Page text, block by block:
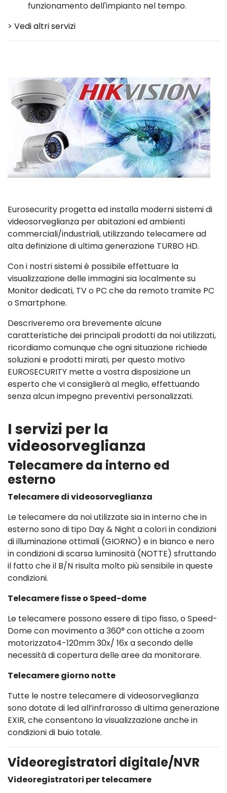
funzionamento dell'impianto nel tempo.
> Vedi altri servizi
Eurosecurity progetta ed installa moderni sistemi di
videosorveglianza per abitazioni ed ambienti
commerciali/industriali, utilizzando telecamere ad
alta definizione di ultima generazione TURBO HD.
Con i nostri sistemi è possibile effettuare la
visualizzazione delle immagini sia localmente su
Monitor dedicati, TV o PC che da remoto tramite PC
o Smartphone.
Descriveremo ora brevemente alcune
caratteristiche dei principali prodotti da noi utilizzati,
ricordiamo comunque che ogni situazione richiede
soluzioni e prodotti mirati, per questo motivo
EUROSECURITY mette a vostra disposizione un
esperto che vi consiglierà al meglio, effettuando
senza alcun impegno preventivi personalizzati.
I servizi per la
videosorveglianza
Telecamere da interno ed
esterno
Telecamere di videosorveglianza
Le telecamere da noi utilizzate sia in interno che in
esterno sono di tipo Day & Night a colori in condizioni
di illuminazione ottimali (GIORNO) e in bianco e nero
in condizioni di scarsa luminosità (NOTTE) sfruttando
il fatto che il B/N risulta molto più sensibile in queste
condizioni.
Telecamere fisse o Speed-dome
Le telecamere possono essere di tipo fisso, o Speed-
Dome con movimento a 360° con ottiche a zoom
motorizzato4-120mm 30x/ 16x a secondo delle
necessità di copertura delle aree da monitorare.
Telecamere giorno notte
Tutte le nostre telecamere di videosorveglianza
sono dotate di led all’infrarosso di ultima generazione
EXIR, che consentono la visualizzazione anche in
condizioni di buio totale.
Videoregistratori digitale/NVR
Videoregistratori per telecamere